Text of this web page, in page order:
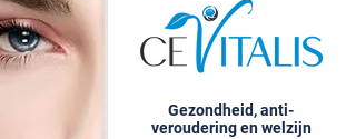
Gezondheid, anti-
veroudering en welzijn